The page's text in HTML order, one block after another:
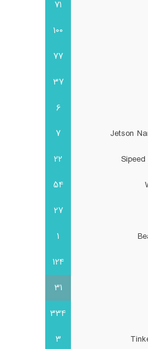
71
100
77
37
6
7
22
54
27
1
124
31
334
3